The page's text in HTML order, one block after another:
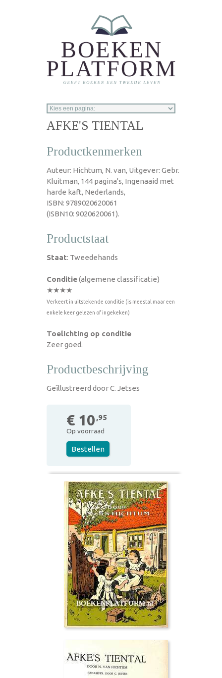
AFKE'S TIENTAL
Productkenmerken
Auteur: Hichtum, N. van, Uitgever: Gebr.
Kluitman, 144 pagina's, Ingenaaid met
harde kaft, Nederlands,
ISBN: 9789020620061
(ISBN10: 9020620061).
Productstaat
Staat: Tweedehands
Conditie(algemene classificatie)
★★★★
Verkeert in uitstekende conditie (is meestal maar een
enkele keer gelezen of ingekeken)
Toelichting op conditie
Zeer goed.
Productbeschrijving
Geïllustreerd door C. Jetses
€ 10 ,95
Op voorraad
Bestellen